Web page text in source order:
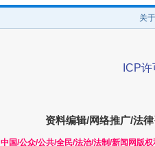
关
ICP
资料编辑/网络推广/法律
中国/公众/公共/全民/法治/法制/新闻网版权